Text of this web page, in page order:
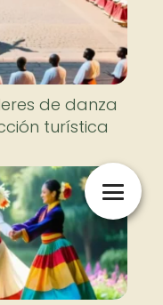
de danza
turística